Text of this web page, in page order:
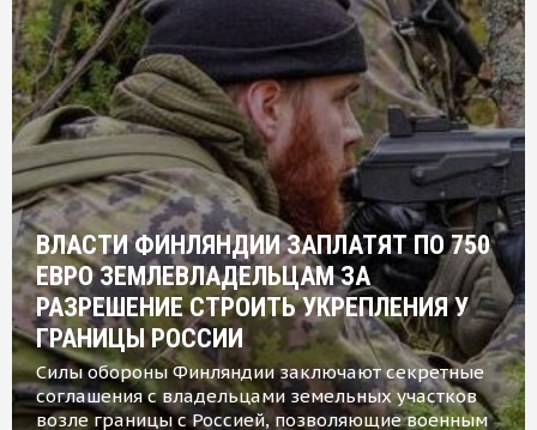
ВЛАСТИ ФИНЛЯНДИИ ЗАПЛАТЯТ ПО 750
ЕВРО ЗЕМЛЕВЛАДЕЛЬЦАМ ЗА
РАЗРЕШЕНИЕ СТРОИТЬ УКРЕПЛЕНИЯ У
ГРАНИЦЫ РОССИИ
Силы обороны Финляндии заключают секретные
соглашения с владельцами земельных участков
возле границы с Россией, позволяющие военным